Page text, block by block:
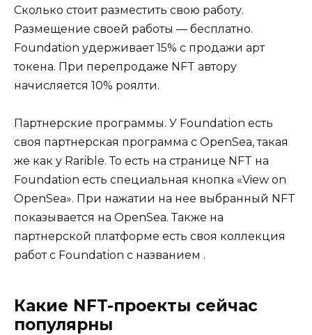
Сколько стоит разместить свою работу.
Размещение своей работы — бесплатно.
Foundation удерживает 15% с продажи арт
токена. При перепродаже NFT автору
начисляется 10% роялти.
Партнерские программы. У Foundation есть
своя партнерская программа с OpenSea, такая
же как у Rarible. То есть на странице NFT на
Foundation есть специальная кнопка «View on
OpenSea». При нажатии на нее выбранный NFT
показывается на OpenSea. Также на
партнерской платформе есть своя коллекция
работ с Foundation с названием .
Какие NFT-проекты сейчас
популярны